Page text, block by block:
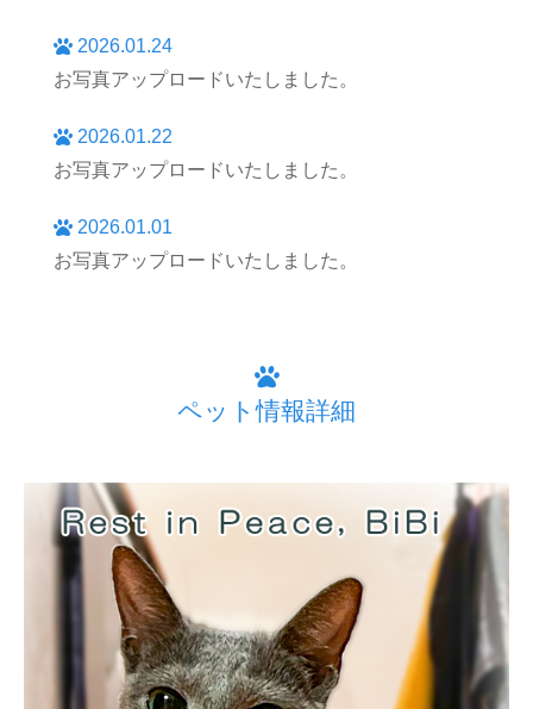
2026.01.24
お写真アップロードいたしました。
2026.01.22
お写真アップロードいたしました。
2026.01.01
お写真アップロードいたしました。
ペット情報詳細